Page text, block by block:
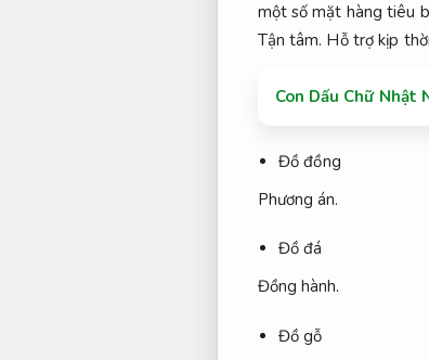
một số mặt hàng tiêu
Tận tâm. Hỗ trợ kịp
Con Dấu Chữ Nhật
Đồ đồng
Phương án.
Đồ đá
Đồng hành.
Đồ gỗ